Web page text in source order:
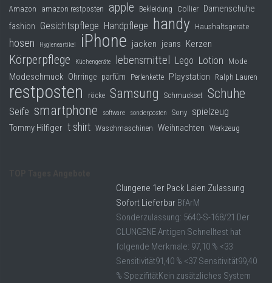
Amazon amazon restposten apple Bekleidung Collier Damenschuhe
fashion Gesichtspflege Handpflege handy Haushaltsgeräte
hosen Hygieneartikel iPhone jacken jeans Kerzen
Körperpflege Küchengeräte lebensmittel Lego Lotion Mode
Modeschmuck Ohrringe parfüm Perlenkette Playstation Ralph Lauren
restposten röcke Samsung Schmuckset Schuhe
Seife smartphone software sonderposten Sony spielzeug
Tommy Hilfiger t shirt Waschmaschinen Weihnachten Werkzeug
Clungene 1er Pack Laien Zulassung
Sofort Lieferbar BfArM
Sonderzulassung: 5640-S-168/21 Der
CLUNGENE Antigen Schnelltest hat
folgende Merkmale: 97,10 % <33
Sensitivität91,40 % <37 Sensitivität99,40
% SpezifitätKein zusätzliches System